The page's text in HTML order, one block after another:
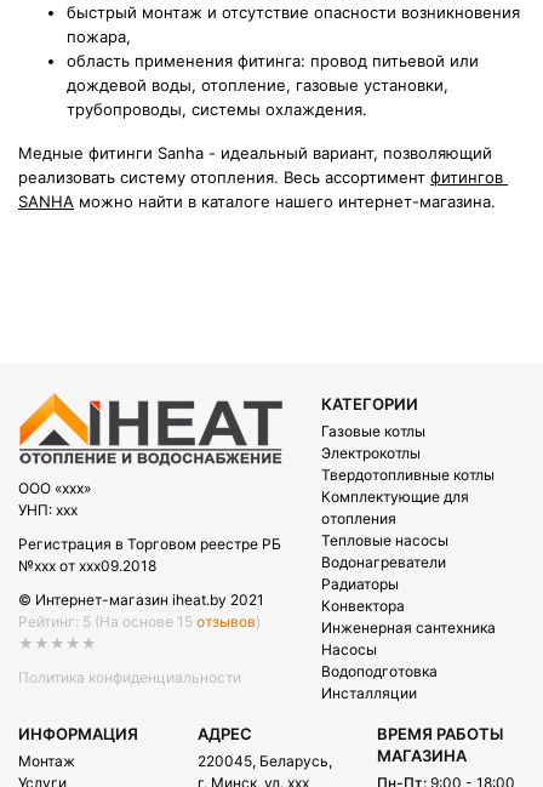
быстрый монтаж и отсутствие опасности возникновения
пожара,
область применения фитинга: провод питьевой или
дождевой воды, отопление, газовые установки,
трубопроводы, системы охлаждения.
Медные фитинги Sanha - идеальный вариант, позволяющий
реализовать систему отопления. Весь ассортимент фитингов
SANHA можно найти в каталоге нашего интернет-магазина.
OOO «xxx»
УНП: xxx
Регистрация в Торговом реестре РБ
№xxx от xxx09.2018
© Интернет-магазин iheat.by 2021
Рейтинг: 5 (На основе 15 отзывов)
★★★★★
Политика конфиденциальности
КАТЕГОРИИ
Газовые котлы
Электрокотлы
Твердотопливные котлы
Комплектующие для
отопления
Тепловые насосы
Водонагреватели
Радиаторы
Конвектора
Инженерная сантехника
Насосы
Водоподготовка
Инсталляции
ИНФОРМАЦИЯ
Монтаж
Услуги
АДРЕС
220045, Беларусь,
г. Минск, ул. xxx
ВРЕМЯ РАБОТЫ
МАГАЗИНА
Пн-Пт: 9:00 - 18:00